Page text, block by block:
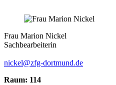
Frau Marion Nickel
Sachbearbeiterin
nickel@zfg-dortmund.de
Raum: 114